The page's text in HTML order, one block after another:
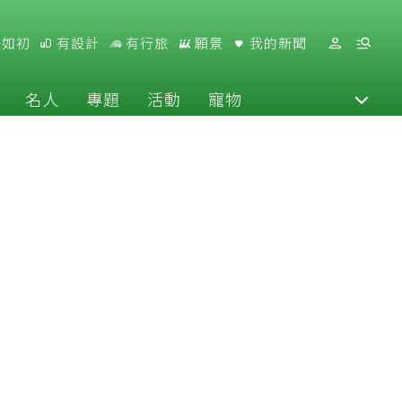
初 有設計 有行旅 願景 我的新聞
名人 專題 活動 寵物